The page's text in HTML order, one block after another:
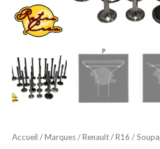
Accueil /Marques/Renault/R16 /